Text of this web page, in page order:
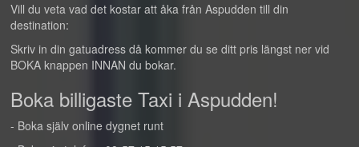
Vill du veta vad det kostar att åka från Aspudden till din
destination:
Skriv in din gatuadress då kommer du se ditt pris längst ner vid
BOKA knappen INNAN du bokar.
Boka billigaste Taxi i Aspudden!
- Boka själv online dygnet runt